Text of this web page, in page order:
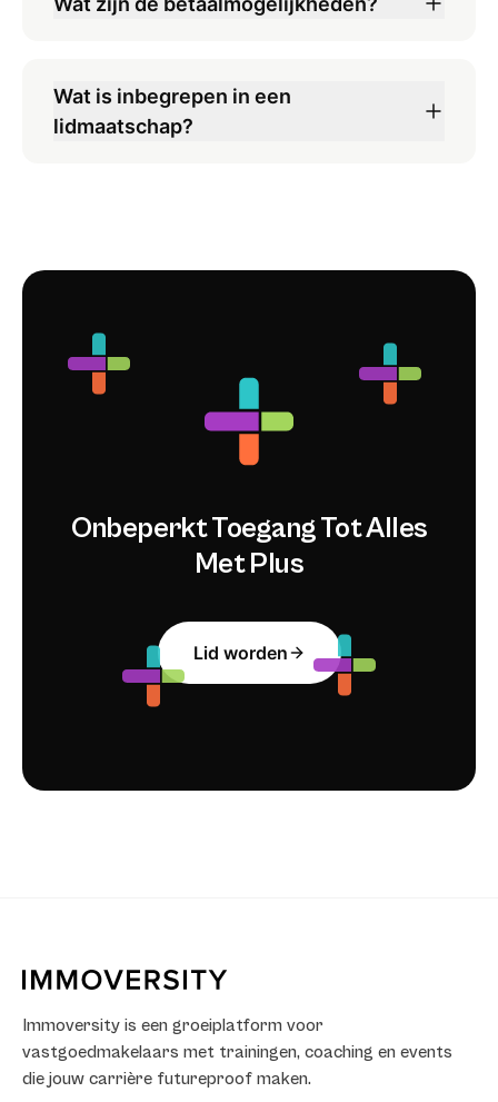
inzichten. De professionele aanpak
TOPPERS!
Wat is inbegrepen in een
lidmaatschap?
Onbeperkt Toegang Tot Alles
Met Plus
Lid worden
Immoversity is een groeiplatform voor
vastgoedmakelaars met trainingen, coaching en events
die jouw carrière futureproof maken.